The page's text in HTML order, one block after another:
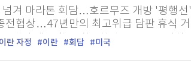
특징주 뉴스
매매신호 (랭킹100)
투자분석
넘겨 마라톤 회담…호르무즈 개방 '평행
전협상…47년만의 최고위급 담판 휴식
쟁점 대두 美 군함 2척 호르무즈 통과하
스라엘, 협상 결렬시 이란 에너지시설...
이란 자정 이란 회담 미국